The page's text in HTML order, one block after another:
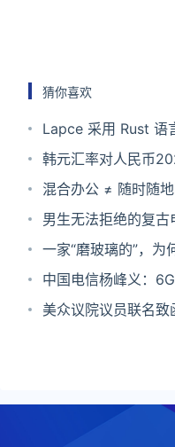
猜你喜欢
Lapce 采用 Rust 语
韩元汇率对人民币
混合办公 ≠ 随时随
男生无法拒绝的复古
一家“磨玻璃的”，为
中国电信杨峰义：
美众议院议员联名